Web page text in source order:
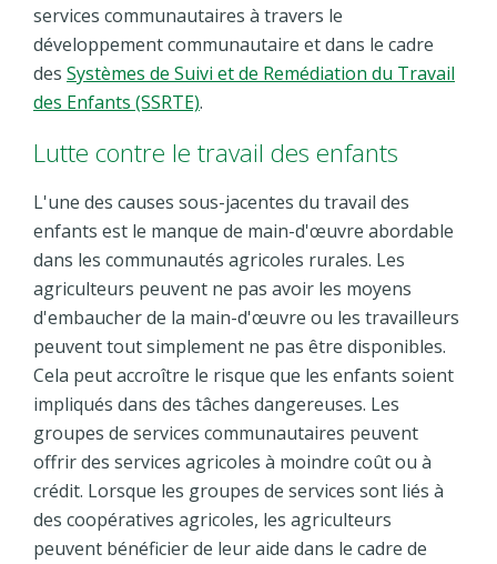
services communautaires à travers le
développement communautaire et dans le cadre
des Systèmes de Suivi et de Remédiation du Travail
des Enfants (SSRTE).
Lutte contre le travail des enfants
L'une des causes sous-jacentes du travail des
enfants est le manque de main-d'œuvre abordable
dans les communautés agricoles rurales. Les
agriculteurs peuvent ne pas avoir les moyens
d'embaucher de la main-d'œuvre ou les travailleurs
peuvent tout simplement ne pas être disponibles.
Cela peut accroître le risque que les enfants soient
impliqués dans des tâches dangereuses. Les
groupes de services communautaires peuvent
offrir des services agricoles à moindre coût ou à
crédit. Lorsque les groupes de services sont liés à
des coopératives agricoles, les agriculteurs
peuvent bénéficier de leur aide dans le cadre de